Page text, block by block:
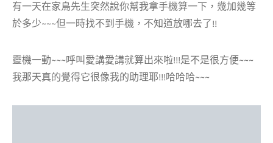
有一天在家鳥先生突然說你幫我拿手機算一下，幾加幾等
於多少~~~但一時找不到手機，不知道放哪去了!!
靈機一動~~~呼叫愛講愛講就算出來啦!!!是不是很方便~~~
我那天真的覺得它很像我的助理耶!!!哈哈哈~~~